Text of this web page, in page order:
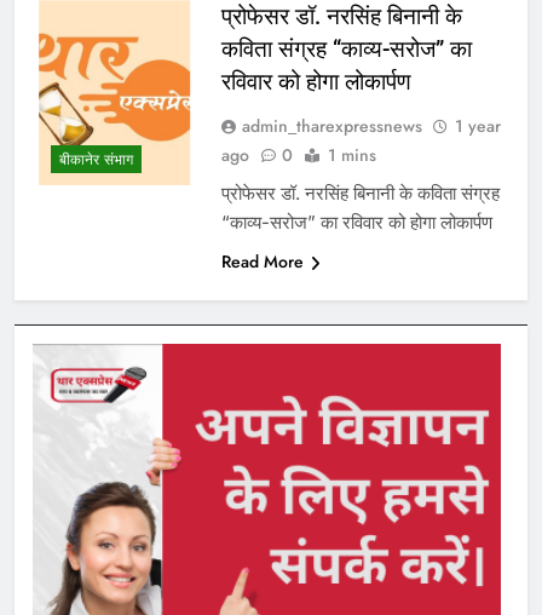
बीकानेर संभाग
प्रोफेसर डॉ. नरसिंह बिनानी के
कविता संग्रह “काव्य-सरोज” का
रविवार को होगा लोकार्पण
admin_tharexpressnews
1 year
ago
0 1 mins
प्रोफेसर डॉ. नरसिंह बिनानी के कविता संग्रह
“काव्य-सरोज” का रविवार को होगा लोकार्पण
Read More